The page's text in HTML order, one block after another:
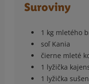
Suroviny
1 kg mletého
soľ Kania
čierne mleté
1 lyžička
1 lyžička